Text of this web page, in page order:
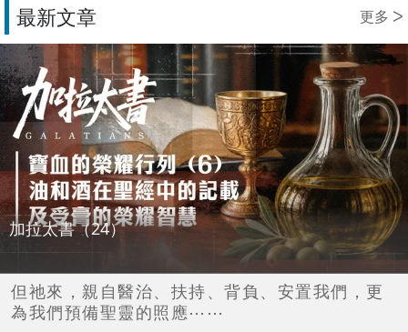
最新文章 更多 ᐳ
加拉太書（24）
但祂來，親自醫治、扶持、背負、安置我們，更
為我們預備聖靈的照應⋯⋯